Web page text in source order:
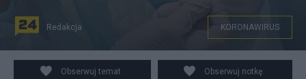
Szczepienia dzieci na COVID-19 w szkołach. Jak to
będzie wyglądało?
Redakcja KORONAWIRUS
Obserwuj temat Obserwuj notkę